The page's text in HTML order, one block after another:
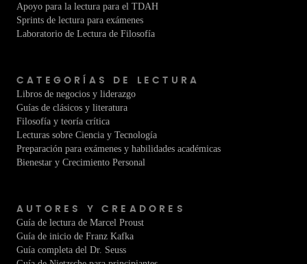
Apoyo para la lectura para el TDAH
Sprints de lectura para exámenes
Laboratorio de Lectura de Filosofía
CATEGORÍAS DE LECTURA
Libros de negocios y liderazgo
Guías de clásicos y literatura
Filosofía y teoría crítica
Lecturas sobre Ciencia y Tecnología
Preparación para exámenes y habilidades académicas
Bienestar y Crecimiento Personal
AUTORES Y CREADORES
Guía de lectura de Marcel Proust
Guía de inicio de Franz Kafka
Guía completa del Dr. Seuss